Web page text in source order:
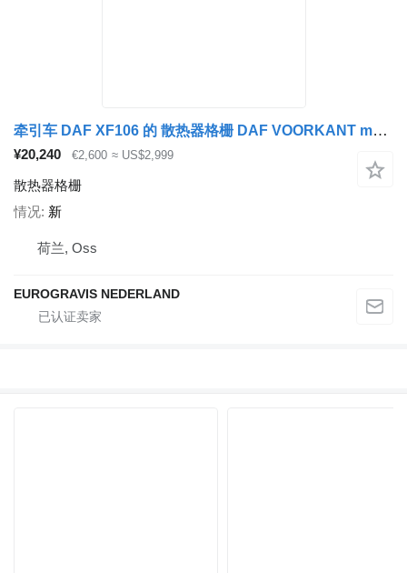
牵引车 DAF XF106 的 散热器格栅 DAF VOORKANT motorkap,grill,spiegels,koplampen
¥20,240 €2,600 ≈ US$2,999
散热器格栅
情况 新
荷兰, Oss
EUROGRAVIS NEDERLAND